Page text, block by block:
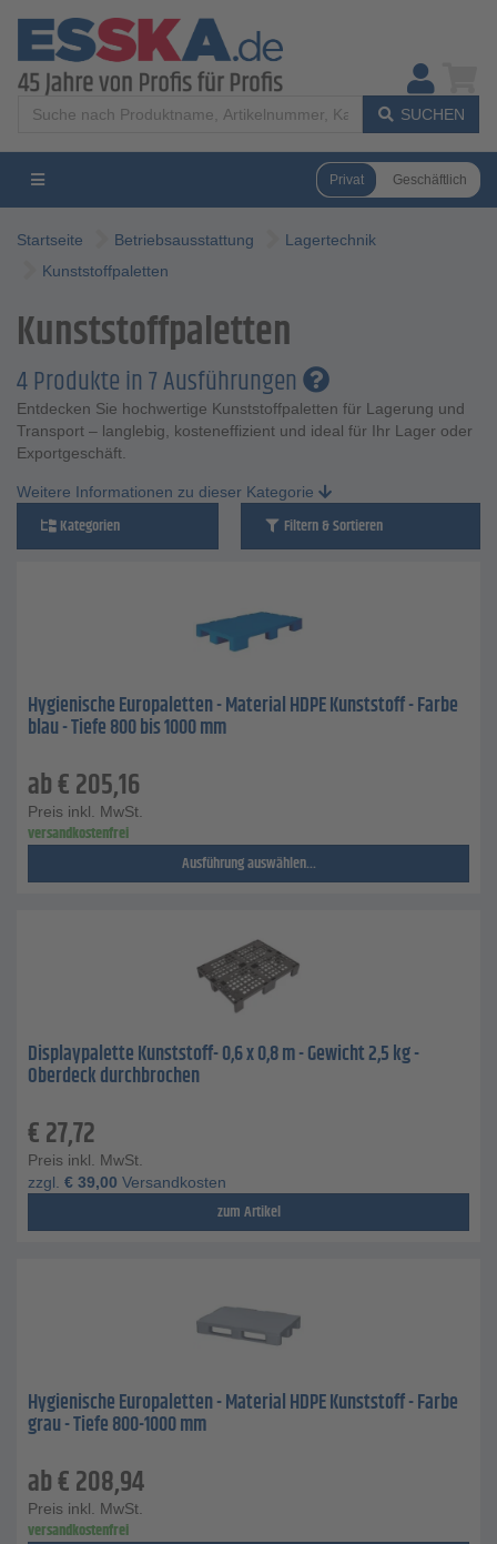
SUCHEN
Privat Geschäftlich
Startseite Betriebsausstattung
Lagertechnik
Kunststoffpaletten
Kunststoffpaletten
4 Produkte in 7 Ausführungen
Entdecken Sie hochwertige Kunststoffpaletten für Lagerung und
Transport – langlebig, kosteneffizient und ideal für Ihr Lager oder
Exportgeschäft.
Weitere Informationen zu dieser Kategorie
Kategorien Filtern & Sortieren
Hygienische Europaletten - Material HDPE Kunststoff - Farbe
blau - Tiefe 800 bis 1000 mm
ab€205,16
Preis inkl. MwSt.
versandkostenfrei
Ausführung auswählen...
Displaypalette Kunststoff- 0,6 x 0,8 m - Gewicht 2,5 kg -
Oberdeck durchbrochen
€27,72
Preis inkl. MwSt.
zzgl. € 39,00 Versandkosten
zum Artikel
Hygienische Europaletten - Material HDPE Kunststoff - Farbe
grau - Tiefe 800-1000 mm
ab€208,94
Preis inkl. MwSt.
versandkostenfrei